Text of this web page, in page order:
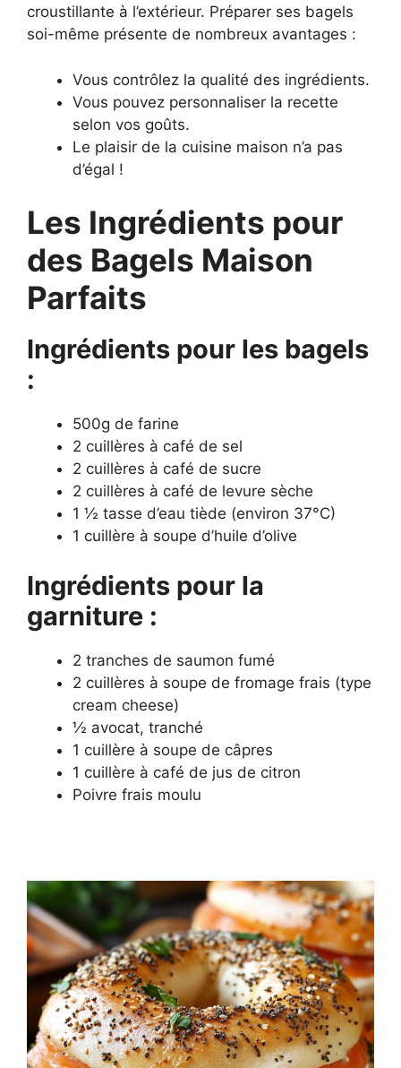
croustillante à l’extérieur. Préparer ses bagels
soi-même présente de nombreux avantages :
Vous contrôlez la qualité des ingrédients.
Vous pouvez personnaliser la recette
selon vos goûts.
Le plaisir de la cuisine maison n’a pas
d’égal !
Les Ingrédients pour
des Bagels Maison
Parfaits
Ingrédients pour les bagels
:
500g de farine
2 cuillères à café de sel
2 cuillères à café de sucre
2 cuillères à café de levure sèche
1 ½ tasse d’eau tiède (environ 37°C)
1 cuillère à soupe d’huile d’olive
Ingrédients pour la
garniture :
2 tranches de saumon fumé
2 cuillères à soupe de fromage frais (type
cream cheese)
½ avocat, tranché
1 cuillère à soupe de câpres
1 cuillère à café de jus de citron
Poivre frais moulu